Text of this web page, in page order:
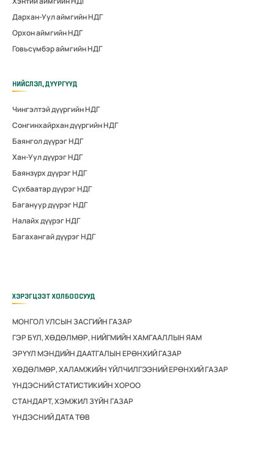
Дархан-Уул аймгийн НДГ
Орхон аймгийн НДГ
Говьсүмбэр аймгийн НДГ
НИЙСЛЭЛ, ДҮҮРГҮҮД
Чингэлтэй дүүргийн НДГ
Сонгинхайрхан дүүргийн НДГ
Баянгол дүүрэг НДГ
Хан-Уул дүүрэг НДГ
Баянзүрх дүүрэг НДГ
Сүхбаатар дүүрэг НДГ
Багануур дүүрэг НДГ
Налайх дүүрэг НДГ
Багахангай дүүрэг НДГ
ХЭРЭГЦЭЭТ ХОЛБООСУУД
МОНГОЛ УЛСЫН ЗАСГИЙН ГАЗАР
ГЭР БҮЛ, ХӨДӨЛМӨР, НИЙГМИЙН ХАМГААЛЛЫН ЯАМ
ЭРҮҮЛ МЭНДИЙН ДААТГАЛЫН ЕРӨНХИЙ ГАЗАР
ХӨДӨЛМӨР, ХАЛАМЖИЙН ҮЙЛЧИЛГЭЭНИЙ ЕРӨНХИЙ ГАЗАР
ҮНДЭСНИЙ СТАТИСТИКИЙН ХОРОО
СТАНДАРТ, ХЭМЖИЛ ЗҮЙН ГАЗАР
ҮНДЭСНИЙ ДАТА ТӨВ